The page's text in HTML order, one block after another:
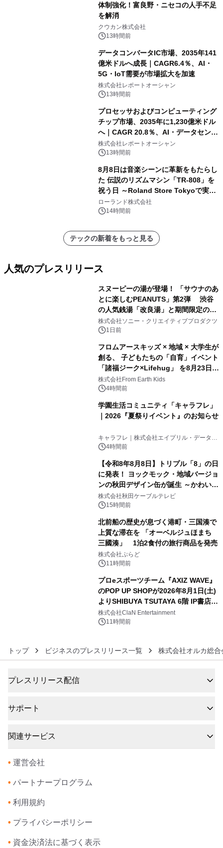
体制強化！富良野・ニセコの人手不足
を解消
クウカン株式会社
13時間前
データコンバータIC市場、2035年141
億米ドルへ成長｜CAGR6.4％、AI・
5G・IoT需要が市場拡大を加速
株式会社レポートオーシャン
13時間前
プロセッサおよびコンピューティング
チップ市場、2035年に1,230億米ドル
へ｜CAGR 20.8％、AI・データセンタ
ー需要が成長を牽引
株式会社レポートオーシャン
13時間前
8月8日は音楽シーンに革新をもたらし
た 伝説のリズムマシン「TR-808」を
祝う日 ～Roland Store Tokyoで実機
を展示しての 記念キャンペーンを開
催 英国ラジオ「NTS」の 特別プログ
アーティストを フィーチャーしたアニ
メーションを公開～
ローランド株式会社
14時間前
テックの新着をもっと見る
人気のプレスリリース
スヌーピーの湯が登場！ 「サウナのあ
とに楽しむPEANUTS」第2弾 渋谷
の人気銭湯「改良湯」と期間限定のコ
ラボレーション サウナイキタイコラ
ボグッズも発売決定！
株式会社ソニー・クリエイティブプロダクツ
1日前
フロムアースキッズ × 地域 × 大学生が
創る、 子どもたちの「自育」イベント
「諸福ジーク×Lifehug」 を8月23日
(日)開催
株式会社From Earth Kids
4時間前
学園生活コミュニティ「キャラフレ」
｜2026『夏祭りイベント』のお知らせ
キャラフレ｜株式会社エイプリル・データ・
デザインズ
4時間前
【令和8年8月8日】トリプル「8」の日
に発表！ ヨックモック・地域バージョ
ンの秋田デザイン缶が誕生 ～かわいい
秋田犬の子犬と秋田の四季と名所を巡
るパッケージ～ 9月1日(火)秋田県内で
株式会社秋田ケーブルテレビ
15時間前
北前船の歴史が息づく港町・三国湊で
上質な滞在を 「オーベルジュほまち
三國湊」 1泊2食付の旅行商品を発売
株式会社ぷらど
11時間前
プロeスポーツチーム『AXIZ WAVE』
のPOP UP SHOPが2026年8月1日(土)
よりSHIBUYA TSUTAYA 6階 IP書店で
開催決定！！
株式会社ClaN Entertainment
11時間前
トップ ビジネスのプレスリリース一覧 株式会社オルカ総合
プレスリリース配信
サポート
関連サービス
• 運営会社
• パートナープログラム
• 利用規約
• プライバシーポリシー
• 資金決済法に基づく表示